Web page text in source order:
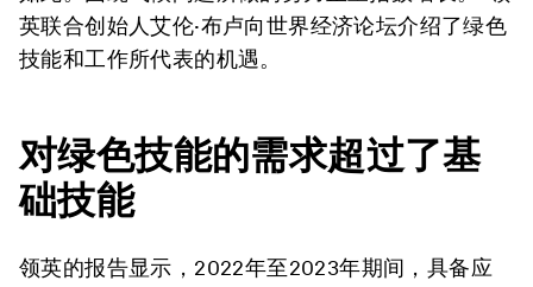
英联合创始人艾伦·布卢向世界经济论坛介绍了绿色
技能和工作所代表的机遇。
对绿色技能的需求超过了基
础技能
领英的报告显示，2022年至2023年期间，具备应